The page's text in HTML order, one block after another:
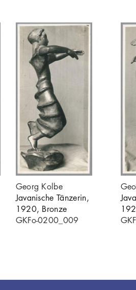
Georg Kolbe
Javanische Tänzerin,
1920, Bronze
GKFo-0200_009